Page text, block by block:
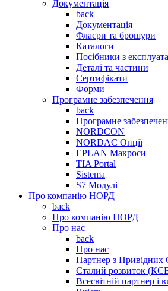
Документація
back
Документація
Флаєри та брошури
Каталоги
Посібники з
Деталі та частини
Сертифікати
Форми
Програмне забезпечення
back
Програмне
NORDCON
NORDAC Опції
EPLAN Макроси
TIA Portal
Sistema
S7 Модулі
Про компанію НОРД
back
Про компанію НОРД
Про нас
back
Про нас
Партнер з Привідних
Сталий розвиток
Всесвітній партнер і